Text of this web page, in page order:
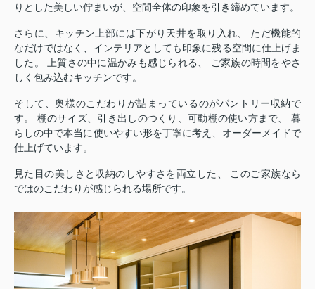
りとした美しい佇まいが、空間全体の印象を引き締めています。
さらに、キッチン上部には下がり天井を取り入れ、 ただ機能的
なだけではなく、インテリアとしても印象に残る空間に仕上げま
した。 上質さの中に温かみも感じられる、 ご家族の時間をやさ
しく包み込むキッチンです。
そして、奥様のこだわりが詰まっているのがパントリー収納で
す。 棚のサイズ、引き出しのつくり、可動棚の使い方まで、 暮
らしの中で本当に使いやすい形を丁寧に考え、オーダーメイドで
仕上げています。
見た目の美しさと収納のしやすさを両立した、 このご家族なら
ではのこだわりが感じられる場所です。